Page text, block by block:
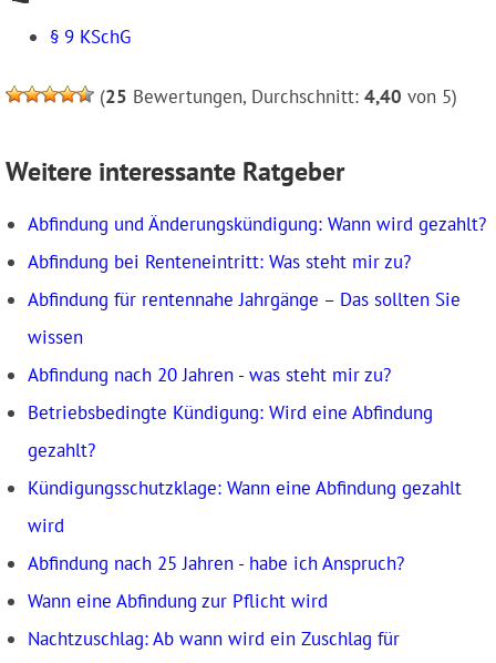
§ 9 KSchG
(25 Bewertungen, Durchschnitt: 4,40 von 5)
Weitere interessante Ratgeber
Abfindung und Änderungskündigung: Wann wird gezahlt?
Abfindung bei Renteneintritt: Was steht mir zu?
Abfindung für rentennahe Jahrgänge – Das sollten Sie
wissen
Abfindung nach 20 Jahren - was steht mir zu?
Betriebsbedingte Kündigung: Wird eine Abfindung
gezahlt?
Kündigungsschutzklage: Wann eine Abfindung gezahlt
wird
Abfindung nach 25 Jahren - habe ich Anspruch?
Wann eine Abfindung zur Pflicht wird
Nachtzuschlag: Ab wann wird ein Zuschlag für